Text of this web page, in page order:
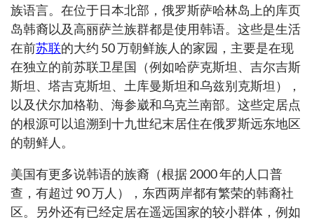
族语言。在位于日本北部，俄罗斯萨哈林岛上的库页
岛韩裔以及高丽萨兰族群都是使用韩语。这些是生活
在前苏联的大约 50 万朝鲜族人的家园，主要是在现
在独立的前苏联卫星国（例如哈萨克斯坦、吉尔吉斯
斯坦、塔吉克斯坦、土库曼斯坦和乌兹别克斯坦），
以及伏尔加格勒、海参崴和乌克兰南部。这些定居点
的根源可以追溯到十九世纪末居住在俄罗斯远东地区
的朝鲜人。
美国有更多说韩语的族裔（根据 2000 年的人口普
查，有超过 90 万人），东西两岸都有繁荣的韩裔社
区。另外还有已经定居在遥远国家的较小群体，例如